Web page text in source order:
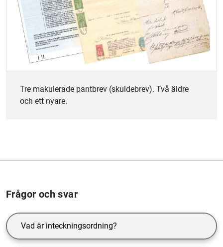
Tre makulerade pantbrev (skuldebrev). Två äldre
och ett nyare.
Frågor och svar
Vad är inteckningsordning?